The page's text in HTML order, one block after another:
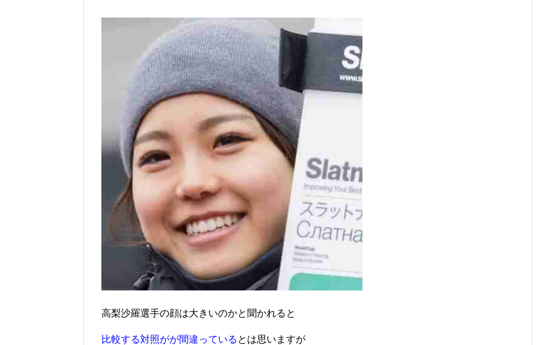
高梨沙羅選手の顔は大きいのかと聞かれると
比較する対照がが間違っている とは思いますが